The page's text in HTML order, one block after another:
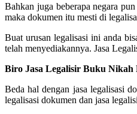
Bahkan juga beberapa negara
maka dokumen itu mesti di
Buat urusan legalisasi ini anda
telah menyediakannya. Jasa
Biro Jasa Legalisir Buku Nikah
Beda hal dengan jasa legalisasi
legalisasi dokumen dan jasa